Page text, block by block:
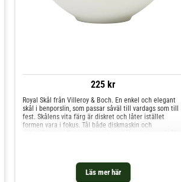
225 kr
Läs mer här
Royal Skål från Villeroy & Boch. En enkel och elegant
skål i benporslin, som passar såväl till vardags som till
fest. Skålens vita färg är diskret och låter istället
formen vara i fokus. Tål både diskmaskin och